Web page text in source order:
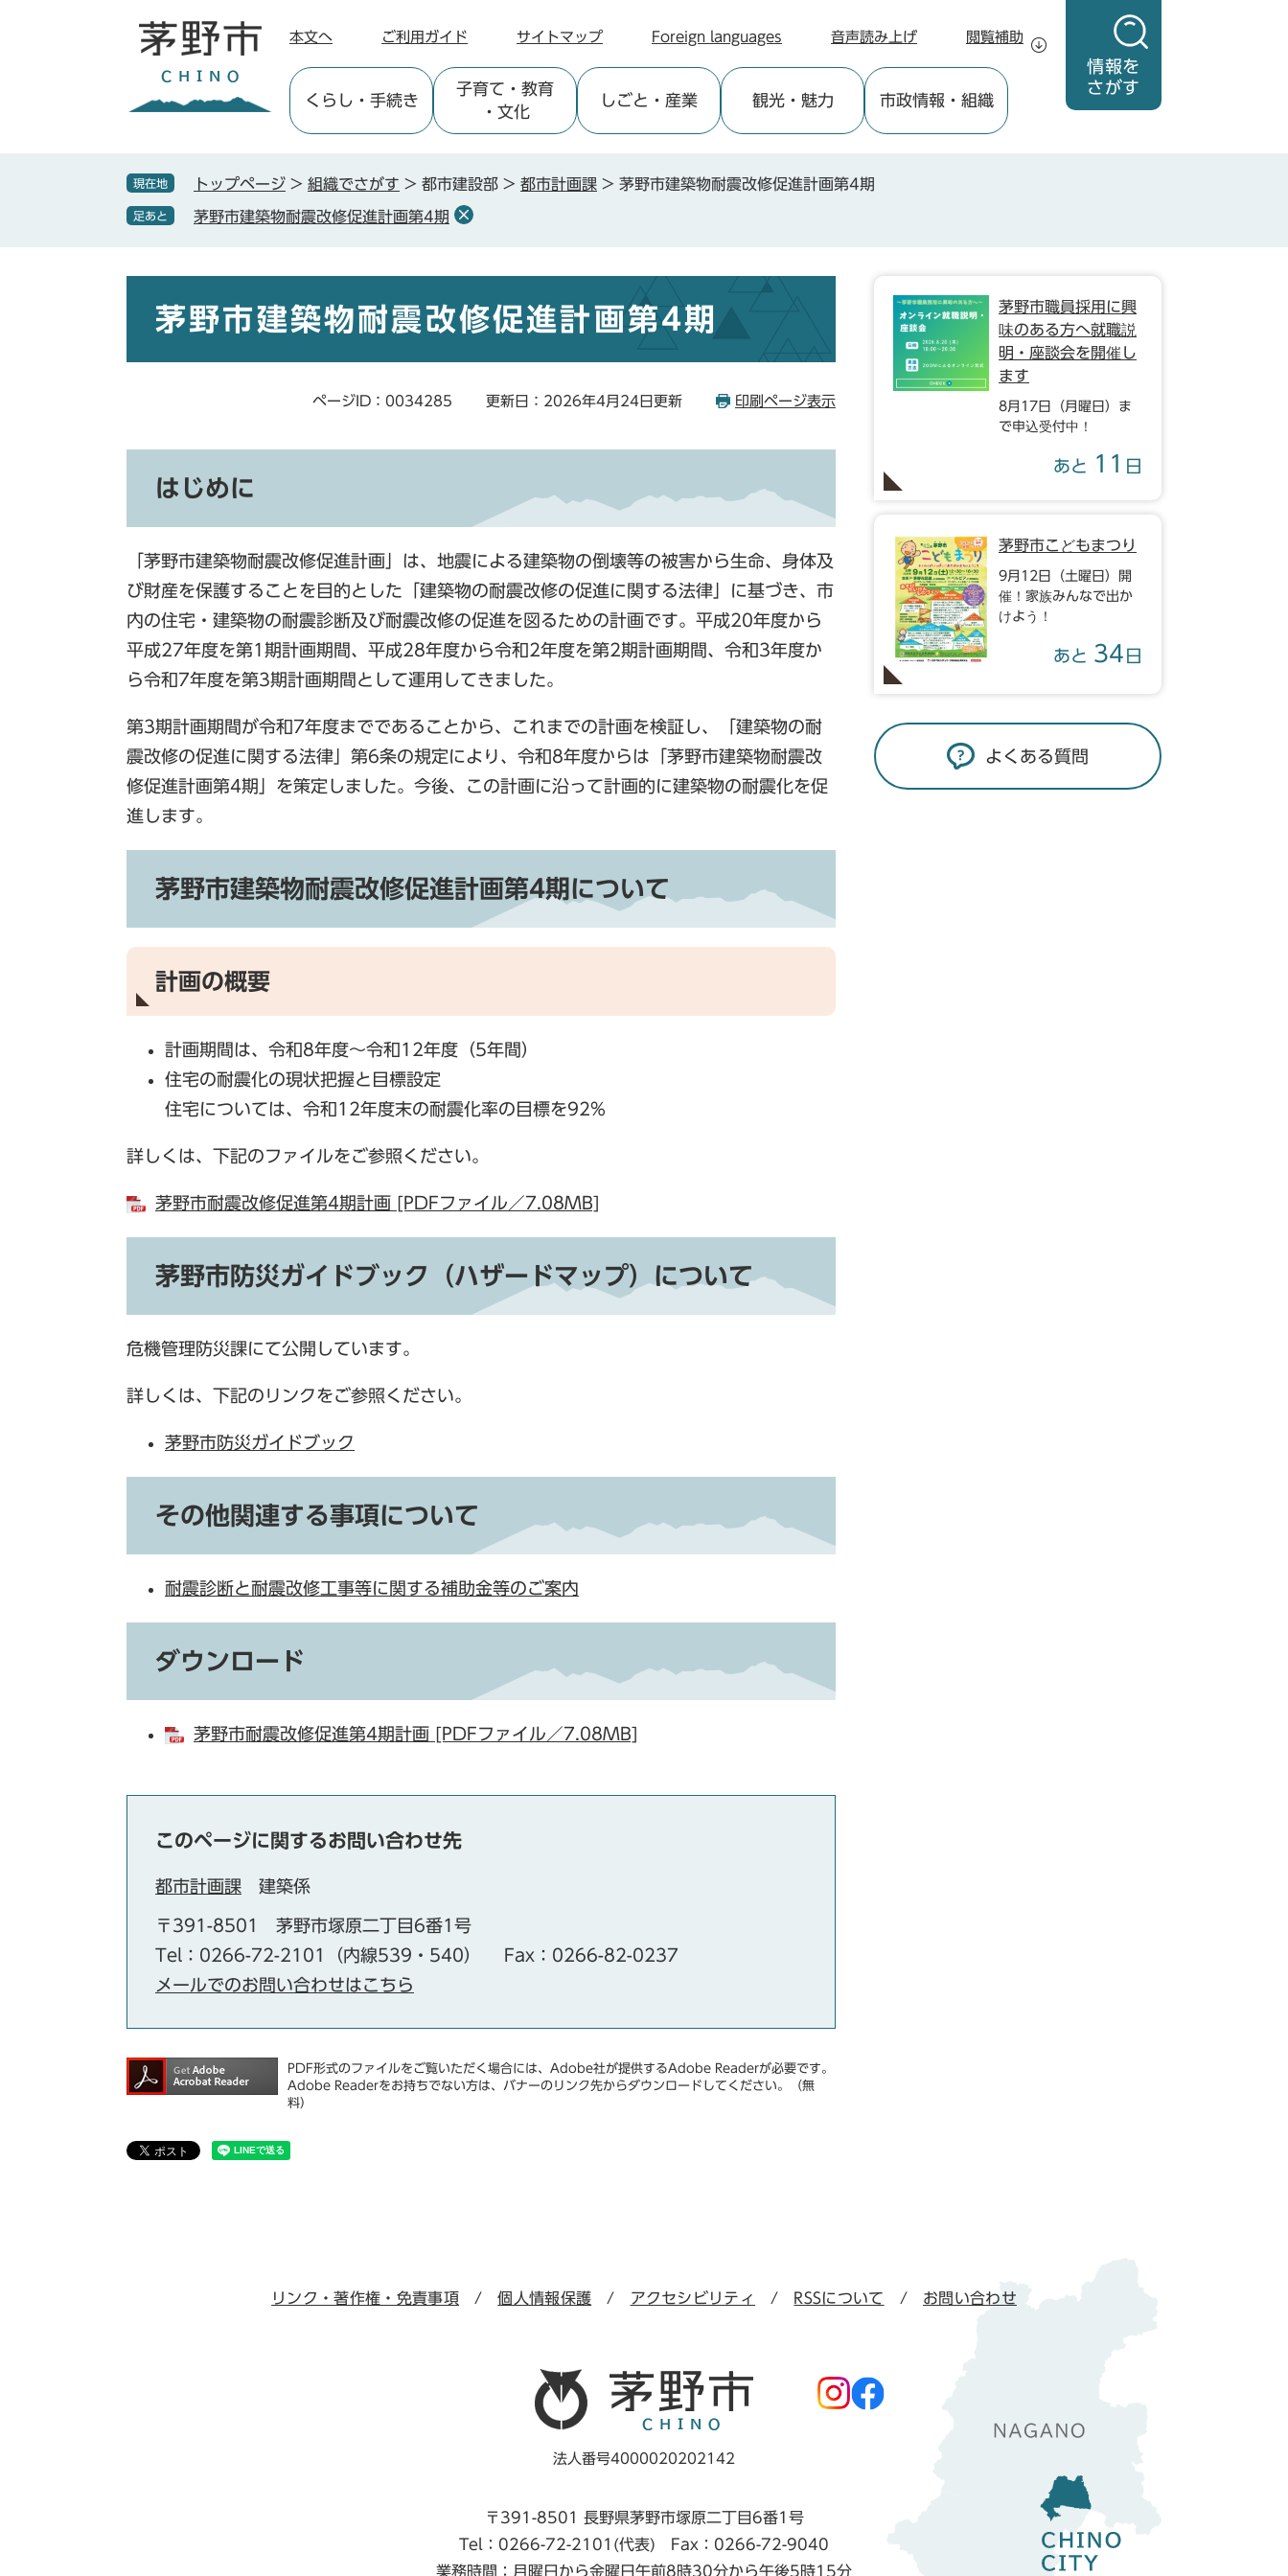
情報を
さがす
本文へ ご利用ガイド サイトマップ Foreign languages 音声読み上げ 閲覧補助
くらし ・手続き
子育て ・教育
・文化
しごと ・産業 観光・魅力 市政情報 ・組織
現在地 トップページ > 組織でさがす > 都市建設部 > 都市計画課 > 茅野市建築物耐震改修促進計画第4期
足あと 茅野市建築物耐震改修促進計画第4期
茅野市建築物耐震改修促進計画第4期
ページID：0034285 更新日：2026年4月24日更新 印刷ページ表示
はじめに
「茅野市建築物耐震改修促進計画」は、地震による建築物の倒壊等の被害から生命、身体及
び財産を保護することを目的とした「建築物の耐震改修の促進に関する法律」に基づき、市
内の住宅・建築物の耐震診断及び耐震改修の促進を図るための計画です。平成20年度から
平成27年度を第1期計画期間、平成28年度から令和2年度を第2期計画期間、令和3年度か
ら令和7年度を第3期計画期間として運用してきました。
第3期計画期間が令和7年度までであることから、これまでの計画を検証し、「建築物の耐
震改修の促進に関する法律」第6条の規定により、令和8年度からは「茅野市建築物耐震改
修促進計画第4期」を策定しました。今後、この計画に沿って計画的に建築物の耐震化を促
進します。
茅野市建築物耐震改修促進計画第4期について
計画の概要
計画期間は、令和8年度～令和12年度（5年間）
住宅の耐震化の現状把握と目標設定
住宅については、令和12年度末の耐震化率の目標を92%
詳しくは、下記のファイルをご参照ください。
茅野市耐震改修促進第4期計画 [PDFファイル／7.08MB]
茅野市防災ガイドブック（ハザードマップ）について
危機管理防災課にて公開しています。
詳しくは、下記のリンクをご参照ください。
茅野市防災ガイドブック
その他関連する事項について
耐震診断と耐震改修工事等に関する補助金等のご案内
ダウンロード
茅野市耐震改修促進第4期計画 [PDFファイル／7.08MB]
このページに関するお問い合わせ先
都市計画課 建築係
〒391-8501
茅野市塚原二丁目6番1号
Tel：0266-72-2101（内線539・540）
Fax：0266-82-0237
メールでのお問い合わせはこちら
PDF形式のファイルをご覧いただく場合には、Adobe社が提供するAdobe Readerが必要です。
Adobe Readerをお持ちでない方は、バナーのリンク先からダウンロードしてください。（無
料）
茅野市職員採用に興
味のある方へ就職説
明・座談会を開催し
ます
8月17日（月曜日）ま
で申込受付中！
あと 11 日
茅野市こどもまつり
9月12日（土曜日）開
催！家族みんなで出か
けよう！
あと 34 日
よくある質問
リンク・著作権・免責事項 個人情報保護 アクセシビリティ RSSについて お問い合わせ
法人番号4000020202142
〒391-8501 長野県茅野市塚原二丁目6番1号
Tel：0266-72-2101(代表) Fax：0266-72-9040
業務時間：月曜日から金曜日午前8時30分から午後5時15分